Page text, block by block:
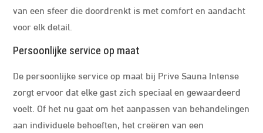
van een sfeer die doordrenkt is met comfort en aandacht
voor elk detail.
Persoonlijke service op maat
De persoonlijke service op maat bij Prive Sauna Intense
zorgt ervoor dat elke gast zich speciaal en gewaardeerd
voelt. Of het nu gaat om het aanpassen van behandelingen
aan individuele behoeften, het creëren van een